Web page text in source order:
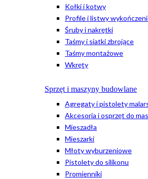
Kołki i kotwy
Profile i listwy
Śruby i nakrętki
Taśmy i siatki zbrojące
Taśmy montażowe
Wkręty
Sprzęt i maszyny budowlane
Agregaty i pistolety
Akcesoria i osprzęt do
Mieszadła
Mieszarki
Młoty wyburzeniowe
Pistolety do silikonu
Promienniki